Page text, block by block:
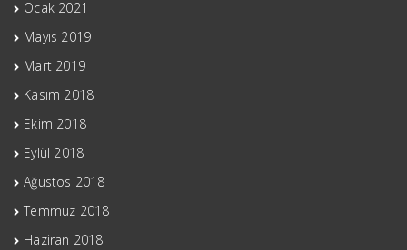
Ocak 2021
Mayıs 2019
Mart 2019
Kasım 2018
Ekim 2018
Eylül 2018
Ağustos 2018
Temmuz 2018
Haziran 2018